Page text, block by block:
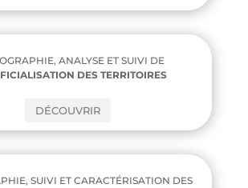
ANALYSE ET SUIVI DE
DES TERRITOIRES
DÉCOUVRIR
SUIVI ET CARACTÉRISATION DES